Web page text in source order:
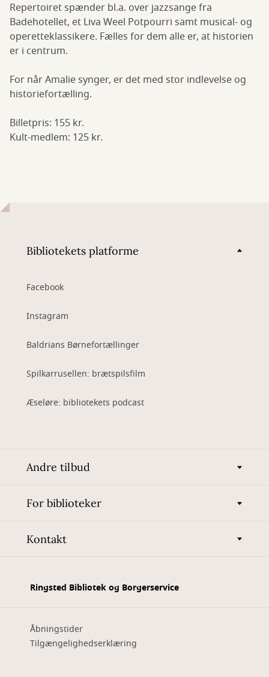
Repertoiret spænder bl.a. over jazzsange fra
Badehotellet, et Liva Weel Potpourri samt musical- og
operetteklassikere. Fælles for dem alle er, at historien
er i centrum.
For når Amalie synger, er det med stor indlevelse og
historiefortælling.
Billetpris: 155 kr.
Kult-medlem: 125 kr.
Bibliotekets platforme
Facebook
Instagram
Baldrians Børnefortællinger
Spilkarrusellen: brætspilsfilm
Æseløre: bibliotekets podcast
Andre tilbud
For biblioteker
Kontakt
Ringsted Bibliotek og Borgerservice
Åbningstider
Tilgængelighedserklæring